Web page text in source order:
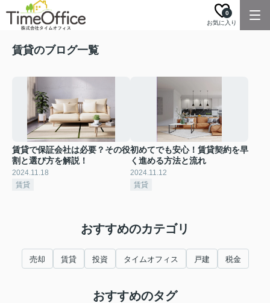
お気に入り
0
賃貸のブログ一覧
賃貸で保証会社は必要？その役
割と選び方を解説！
2024.11.18
賃貸
初めてでも安心！賃貸契約を早
く進める方法と流れ
2024.11.12
賃貸
おすすめのカテゴリ
売却 賃貸 投資 タイムオフィス 戸建 税金
おすすめのタグ